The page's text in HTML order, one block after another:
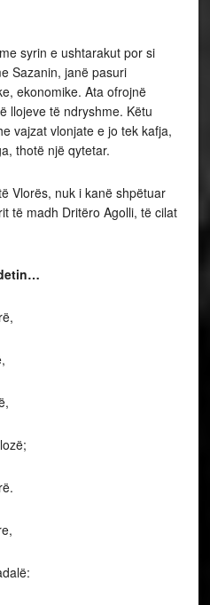
syrin e ushtarakut por si
Sazanin, janë pasuri
ekonomike. Ata ofrojnë
llojeve të ndryshme. Këtu
vajzat vlonjate e jo tek kafja,
thotë një qytetar.
Vlorës, nuk i kanë shpëtuar
të madh Dritëro Agolli, të cilat